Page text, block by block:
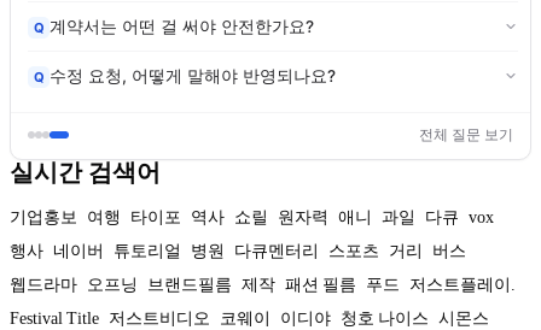
Q 계약서는 어떤 걸 써야 안전한가요?
Q 수정 요청, 어떻게 말해야 반영되나요?
전체 질문 보기
실시간 검색어
기업홍보 여행 타이포 역사 쇼릴 원자력 애니 과일 다큐 vox
행사 네이버 튜토리얼 병원 다큐멘터리 스포츠 거리
버스
웹드라마 오프닝 브랜드필름 제작 패션 필름 푸드
저스트플레이.
Festival Title 저스트비디오 코웨이 이디야 청호 나이스 시몬스